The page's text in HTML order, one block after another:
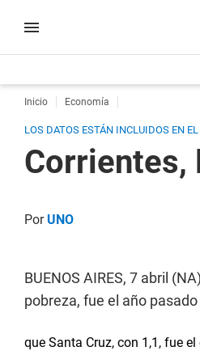
Inicio Economía
LOS DATOS ESTÁN INCLUIDOS EN
Corrientes,
PorUNO
BUENOS AIRES, 7 abril
pobreza, fue el año
que Santa Cruz, con 1,1, fue